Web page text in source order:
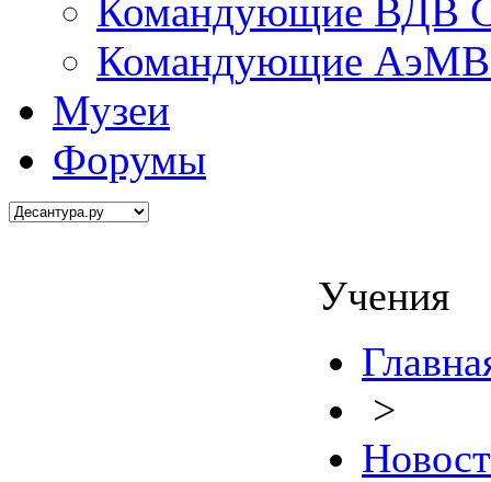
Командующие ВДВ
Командующие АэМВ
Музеи
Форумы
Учения
>